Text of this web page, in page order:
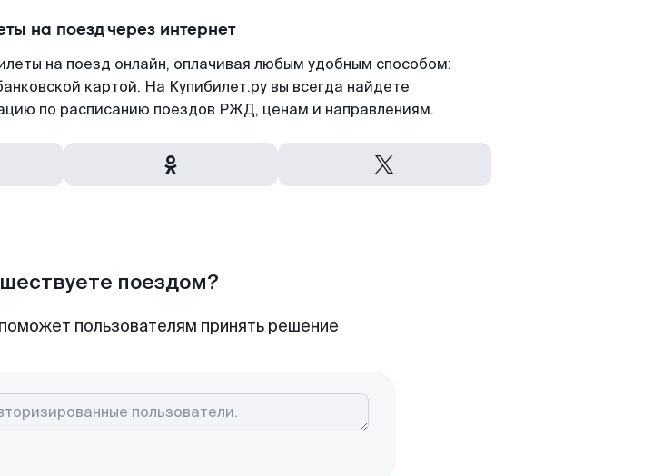
на поезд через интернет
на поезд онлайн, оплачивая любым удобным способом:
картой. На Купибилет.ру вы всегда найдете
по расписанию поездов РЖД, ценам и направлениям.
поездом?
пользователям принять решение